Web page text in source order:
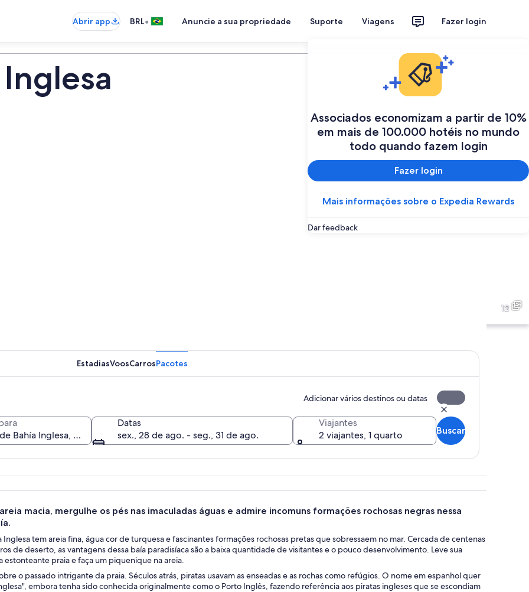
Abrir app BRL• Anuncie a sua propriedade Suporte Viagens Fazer login
Associados economizam a partir de 10%
em mais de 100.000 hotéis no mundo
todo quando fazem login
Fazer login
Mais informações sobre o Expedia Rewards
Dar feedback
um banco de madeira, areal arenoso e vista para barcos na água.
12
EstadiasVoosCarrosPacotes
Adicionar vários destinos ou datas
Datas
sex., 28 de ago. - seg., 31 de ago.
Viajantes
2 viajantes, 1 quarto
Buscar
macia, mergulhe os pés nas imaculadas águas e admire incomuns formações rochosas negras nessa
Inglesa tem areia fina, água cor de turquesa e fascinantes formações rochosas pretas que sobressaem no mar. Cercada de centenas
de deserto, as vantagens dessa baía paradisíaca são a baixa quantidade de visitantes e o pouco desenvolvimento. Leve sua
estonteante praia e faça um piquenique na areia.
o passado intrigante da praia. Séculos atrás, piratas usavam as enseadas e as rochas como refúgios. O nome em espanhol quer
embora tenha sido conhecida originalmente como o Porto Inglês, fazendo referência aos piratas ingleses que se escondiam